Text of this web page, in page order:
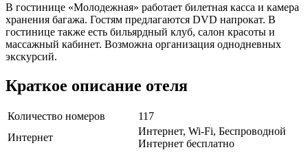
В гостинице «Молодежная» работает билетная касса и камера
хранения багажа. Гостям предлагаются DVD напрокат. В
гостинице также есть бильярдный клуб, салон красоты и
массажный кабинет. Возможна организация однодневных
экскурсий.
Краткое описание отеля
Количество номеров
117
Интернет
Интернет, Wi-Fi, Беспроводной
Интернет бесплатно